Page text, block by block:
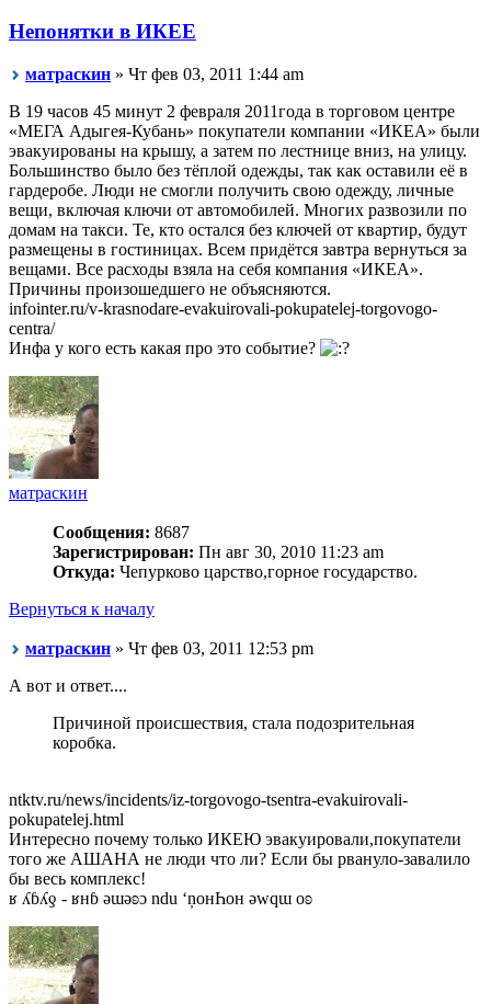
Непонятки в ИКЕЕ
матраскин » Чт фев 03, 2011 1:44 am
В 19 часов 45 минут 2 февраля 2011года в торговом центре
«МЕГА Адыгея-Кубань» покупатели компании «ИКЕА» были
эвакуированы на крышу, а затем по лестнице вниз, на улицу.
Большинство было без тёплой одежды, так как оставили её в
гардеробе. Люди не смогли получить свою одежду, личные
вещи, включая ключи от автомобилей. Многих развозили по
домам на такси. Те, кто остался без ключей от квартир, будут
размещены в гостиницах. Всем придётся завтра вернуться за
вещами. Все расходы взяла на себя компания «ИКЕА».
Причины произошедшего не объясняются.
infointer.ru/v-krasnodare-evakuirovali-pokupatelej-torgovogo-
centra/
Инфа у кого есть какая про это событие?
матраскин
Сообщения: 8687
Зарегистрирован: Пн авг 30, 2010 11:23 am
Откуда: Чепурково царство,горное государство.
Вернуться к началу
матраскин » Чт фев 03, 2011 12:53 pm
А вот и ответ....
Причиной происшествия, стала подозрительная
коробка.
ntktv.ru/news/incidents/iz-torgovogo-tsentra-evakuirovali-
pokupatelej.html
Интересно почему только ИКЕЮ эвакуировали,покупатели
того же АШАНА не люди что ли? Если бы рвануло-завалило
бы весь комплекс!
ʁ ʎɓʎƍ - ʁнɓ ǝɯǝʚɔ ndu ‘ņонҺон ǝwqɯ оʚ